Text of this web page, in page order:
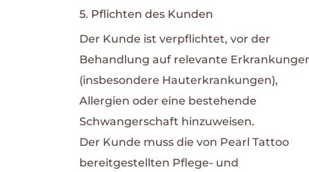
5. Pflichten des Kunden
Der Kunde ist verpflichtet, vor der
Behandlung auf relevante
(insbesondere Hauterkrankungen),
Allergien oder eine bestehende
Schwangerschaft hinzuweisen.
Der Kunde muss die von Pearl Tattoo
bereitgestellten Pflege- und